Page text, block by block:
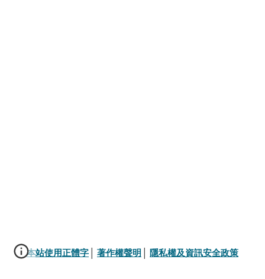
本站使用正體字 著作權聲明 隱私權及資訊安全政策